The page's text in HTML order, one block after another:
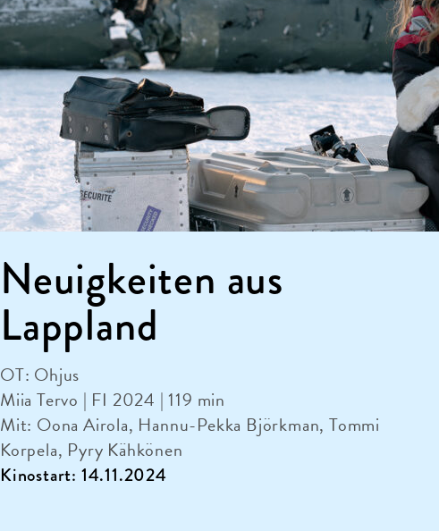
Neuigkeiten aus
Lappland
OT: Ohjus
Miia Tervo | FI 2024 | 119 min
Mit: Oona Airola, Hannu-Pekka Björkman, Tommi
Korpela, Pyry Kähkönen
Kinostart: 14.11.2024